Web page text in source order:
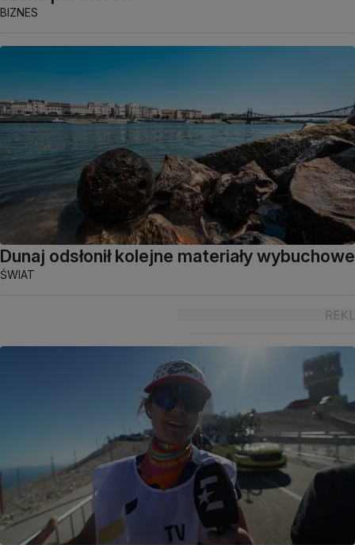
BIZNES
Dunaj odsłonił kolejne materiały wybuchowe
ŚWIAT